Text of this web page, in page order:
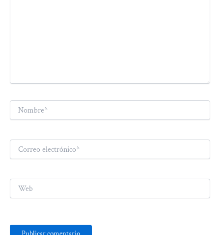
Correo
electrónico*
Web